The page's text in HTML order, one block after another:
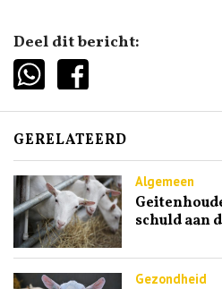
Deel dit bericht:
GERELATEERD
Algemeen
schuld aan
Gezondheid